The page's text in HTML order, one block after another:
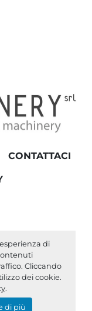
di
Cliccando
dei cookie.
.
di più
CONTATTACI
Machinio
Cookies